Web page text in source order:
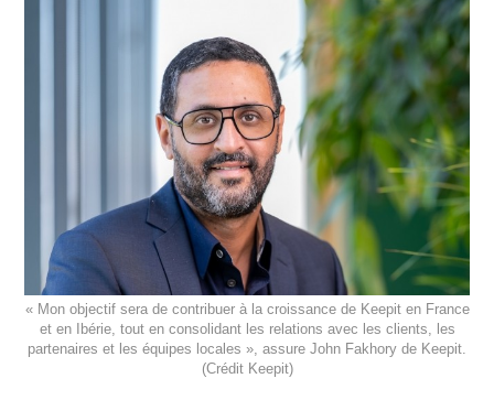
« Mon objectif sera de contribuer à la croissance de Keepit en France
et en Ibérie, tout en consolidant les relations avec les clients, les
partenaires et les équipes locales », assure John Fakhory de Keepit.
(Crédit Keepit)